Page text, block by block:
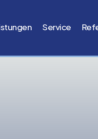
Service